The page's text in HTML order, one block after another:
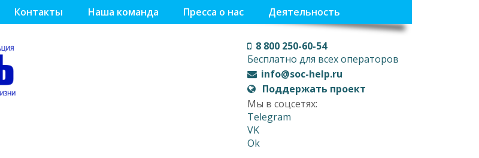
Контакты Наша команда Пресса о нас Деятельность
8 800 250-60-54
Бесплатно для всех операторов
info@soc-help.ru
Поддержать проект
Мы в соцсетях:
Telegram
VK
Ok